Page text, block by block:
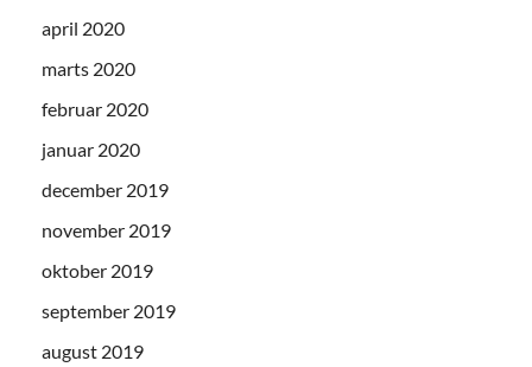
april 2020
marts 2020
februar 2020
januar 2020
december 2019
november 2019
oktober 2019
september 2019
august 2019